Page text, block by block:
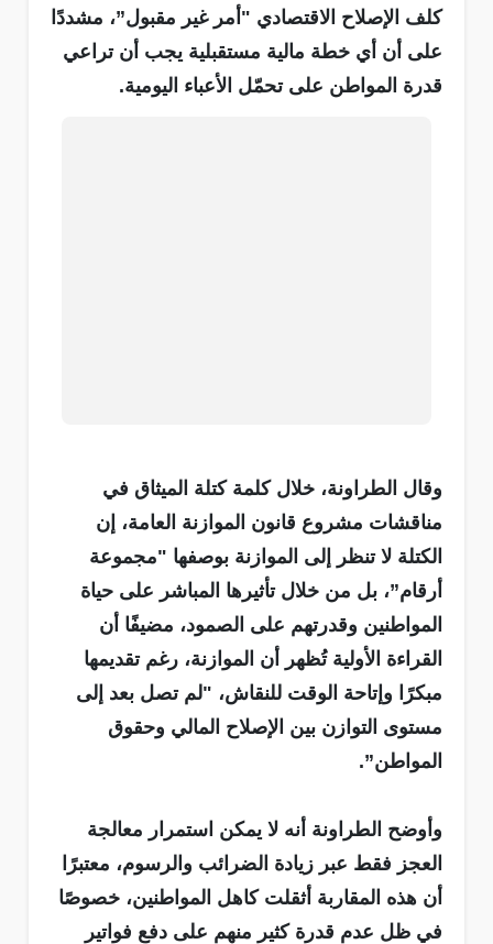
كلف الإصلاح الاقتصادي "أمر غير مقبول”، مشددًا
على أن أي خطة مالية مستقبلية يجب أن تراعي
قدرة المواطن على تحمّل الأعباء اليومية.
وقال الطراونة، خلال كلمة كتلة الميثاق في
مناقشات مشروع قانون الموازنة العامة، إن
الكتلة لا تنظر إلى الموازنة بوصفها "مجموعة
أرقام”، بل من خلال تأثيرها المباشر على حياة
المواطنين وقدرتهم على الصمود، مضيفًا أن
القراءة الأولية تُظهر أن الموازنة، رغم تقديمها
مبكرًا وإتاحة الوقت للنقاش، "لم تصل بعد إلى
مستوى التوازن بين الإصلاح المالي وحقوق
المواطن”.
وأوضح الطراونة أنه لا يمكن استمرار معالجة
العجز فقط عبر زيادة الضرائب والرسوم، معتبرًا
أن هذه المقاربة أثقلت كاهل المواطنين، خصوصًا
في ظل عدم قدرة كثير منهم على دفع فواتير